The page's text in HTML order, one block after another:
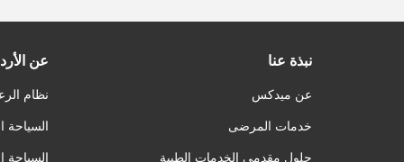
نبذة عنا
عن ميدكس
خدمات المرضى
حلول مقدمي الخدمات الطبية
عن
نظام
السياحة
السياحة